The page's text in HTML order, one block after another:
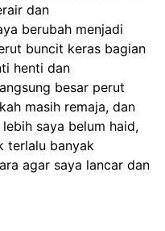
dan
berubah menjadi
buncit keras bagian
henti dan
besar perut
masih remaja, dan
saya belum haid,
terlalu banyak
agar saya lancar dan